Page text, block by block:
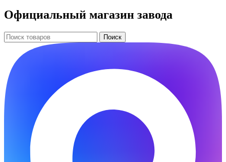
Официальный магазин завода
Поиск